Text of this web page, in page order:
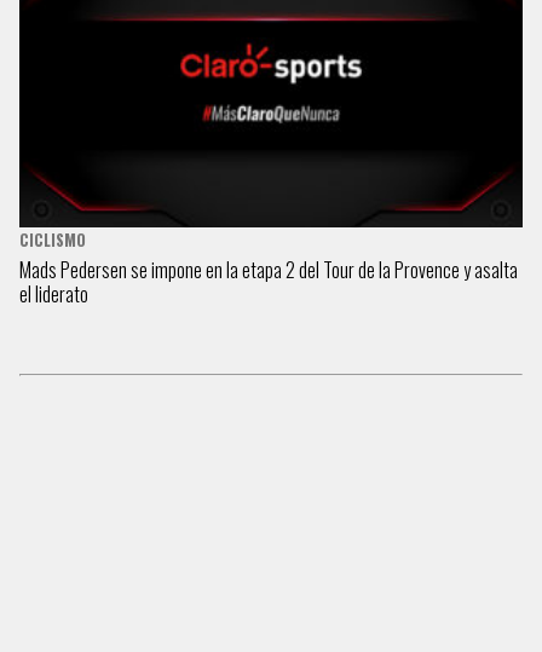
CICLISMO
Mads Pedersen se impone en la etapa 2 del Tour de la Provence y asalta
el liderato